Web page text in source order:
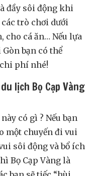
đầy sôi động khi
các trò chơi dưới
cho cá ăn… Nếu lựa
bạn có thể
phí nhé!
lịch Bọ Cạp Vàng
có gì ? Nếu bạn
một chuyến đi vui
sôi động và bổ ích
Bọ Cạp Vàng là